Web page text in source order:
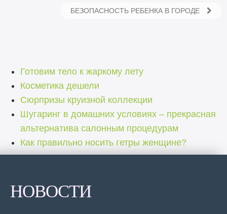
БЕЗОПАСНОСТЬ РЕБЕНКА В ГОРОДЕ
Готовим тело к жаркому лету
Косметика дешели
Сюрпризы круизной коллекции
Шугаринг в домашних условиях – прекрасная
альтернатива салонным процедурам
Как правильно носить гетры женщине?
НОВОСТИ